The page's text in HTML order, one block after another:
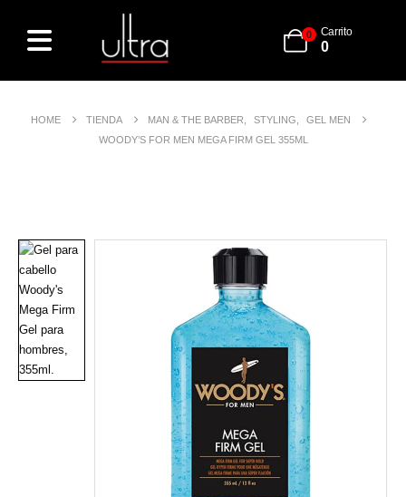
0 Carrito
0
HOME TIENDA MAN & THE BARBER STYLING
GEL MEN
WOODY’S FOR MEN MEGA FIRM GEL 355ML